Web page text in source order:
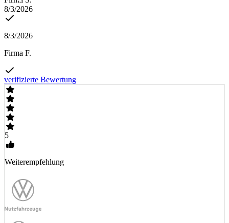
8/3/2026
8/3/2026
Firma F.
verifizierte Bewertung
5
Weiterempfehlung